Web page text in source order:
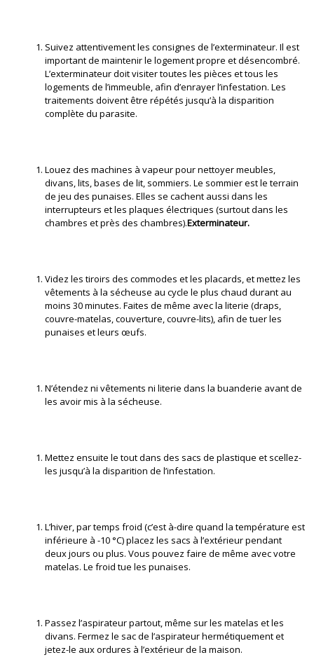
Suivez attentivement les consignes de l’exterminateur. Il est
important de maintenir le logement propre et désencombré.
L’exterminateur doit visiter toutes les pièces et tous les
logements de l’immeuble, afin d’enrayer l’infestation. Les
traitements doivent être répétés jusqu’à la disparition
complète du parasite.
Louez des machines à vapeur pour nettoyer meubles,
divans, lits, bases de lit, sommiers. Le sommier est le terrain
de jeu des punaises. Elles se cachent aussi dans les
interrupteurs et les plaques électriques (surtout dans les
chambres et près des chambres).Exterminateur.
Videz les tiroirs des commodes et les placards, et mettez les
vêtements à la sécheuse au cycle le plus chaud durant au
moins 30 minutes. Faites de même avec la literie (draps,
couvre-matelas, couverture, couvre-lits), afin de tuer les
punaises et leurs œufs.
N’étendez ni vêtements ni literie dans la buanderie avant de
les avoir mis à la sécheuse.
Mettez ensuite le tout dans des sacs de plastique et scellez-
les jusqu’à la disparition de l’infestation.
L’hiver, par temps froid (c’est à-dire quand la température est
inférieure à -10 °C) placez les sacs à l’extérieur pendant
deux jours ou plus. Vous pouvez faire de même avec votre
matelas. Le froid tue les punaises.
Passez l’aspirateur partout, même sur les matelas et les
divans. Fermez le sac de l’aspirateur hermétiquement et
jetez-le aux ordures à l’extérieur de la maison.